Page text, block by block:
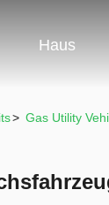
Haus
> Gas Utility